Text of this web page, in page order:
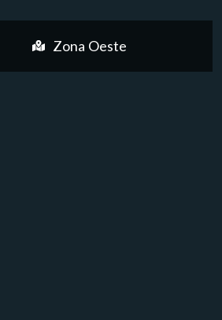
Zona Oeste